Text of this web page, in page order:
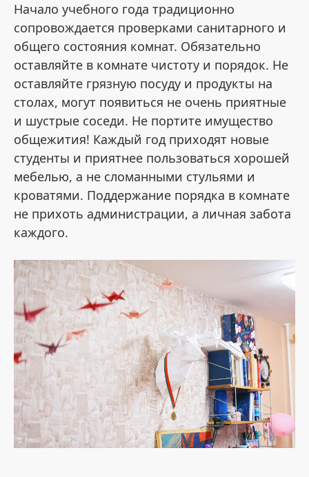
Начало учебного года традиционно
сопровождается проверками санитарного и
общего состояния комнат. Обязательно
оставляйте в комнате чистоту и порядок. Не
оставляйте грязную посуду и продукты на
столах, могут появиться не очень приятные
и шустрые соседи. Не портите имущество
общежития! Каждый год приходят новые
студенты и приятнее пользоваться хорошей
мебелью, а не сломанными стульями и
кроватями. Поддержание порядка в комнате
не прихоть администрации, а личная забота
каждого.